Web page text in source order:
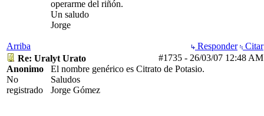
operarme del riñón.
Un saludo
Jorge
Arriba Responder
Citar
#1735 - 26/03/07 12:48 AM
Re: Uralyt Urato
Anonimo
No
registrado
El nombre genérico es Citrato de Potasio.
Saludos
Jorge Gómez